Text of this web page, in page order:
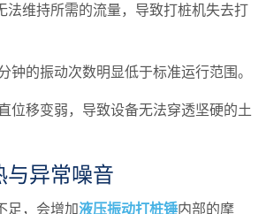
法维持所需的流量，导致打桩机失去打
钟的振动次数明显低于标准运行范围。
位移变弱，导致设备无法穿透坚硬的土
与异常噪音
足，会增加液压振动打桩锤内部的摩